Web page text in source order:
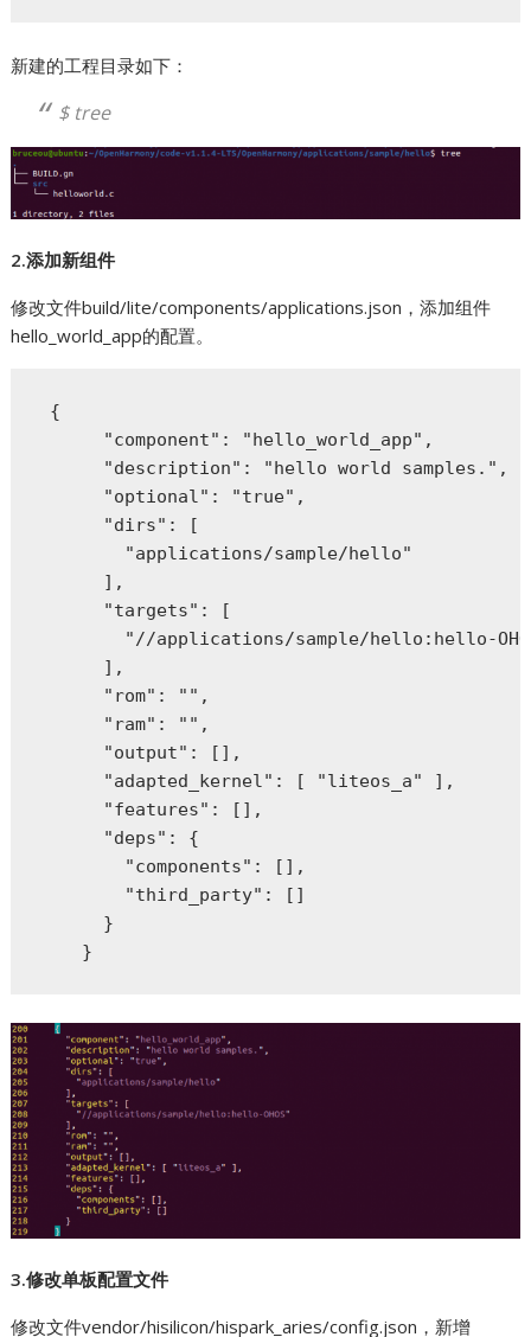
新建的工程目录如下：
$ tree
2.添加新组件
修改文件build/lite/components/applications.json，添加组件
hello_world_app的配置。
{
      "component": "hello_world_app",
      "description": "hello world samples.",
      "optional": "true",
      "dirs": [
        "applications/sample/hello"
      ],
      "targets": [
"//applications/sample/hello:hello-
      ],
      "rom": "",
      "ram": "",
      "output": [],
      "adapted_kernel": [ "liteos_a" ],
      "features": [],
      "deps": {
        "components": [],
        "third_party": []
      }
    }
3.修改单板配置文件
修改文件vendor/hisilicon/hispark_aries/config.json，新增